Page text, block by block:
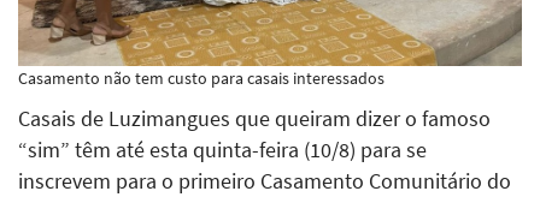
Casamento não tem custo para casais interessados
Casais de Luzimangues que queiram dizer o famoso
“sim” têm até esta quinta-feira (10/8) para se
inscrevem para o primeiro Casamento Comunitário do